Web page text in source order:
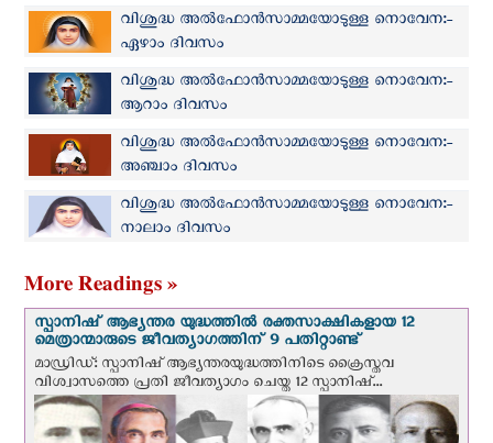
വിശുദ്ധ അല്‍ഫോന്‍സാമ്മയോടുള്ള നൊവേന:-
ഏഴാം ദിവസം
വിശുദ്ധ അല്‍ഫോന്‍സാമ്മയോടുള്ള നൊവേന:-
ആറാം ദിവസം
വിശുദ്ധ അല്‍ഫോന്‍സാമ്മയോടുള്ള നൊവേന:-
അഞ്ചാം ദിവസം
വിശുദ്ധ അല്‍ഫോന്‍സാമ്മയോടുള്ള നൊവേന:-
നാലാം ദിവസം
More Readings »
സ്പാനിഷ് ആഭ്യന്തര യുദ്ധത്തില്‍ രക്തസാക്ഷികളായ 12
മെത്രാന്മാരുടെ ജീവത്യാഗത്തിന് 9 പതിറ്റാണ്ട്
മാഡ്രിഡ്: സ്പാനിഷ് ആഭ്യന്തരയുദ്ധത്തിനിടെ ക്രൈസ്തവ
വിശ്വാസത്തെ പ്രതി ജീവത്യാഗം ചെയ്ത 12 സ്പാനിഷ്...